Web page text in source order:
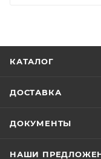
КАТАЛОГ
ДОСТАВКА
ДОКУМЕНТЫ
НАШИ